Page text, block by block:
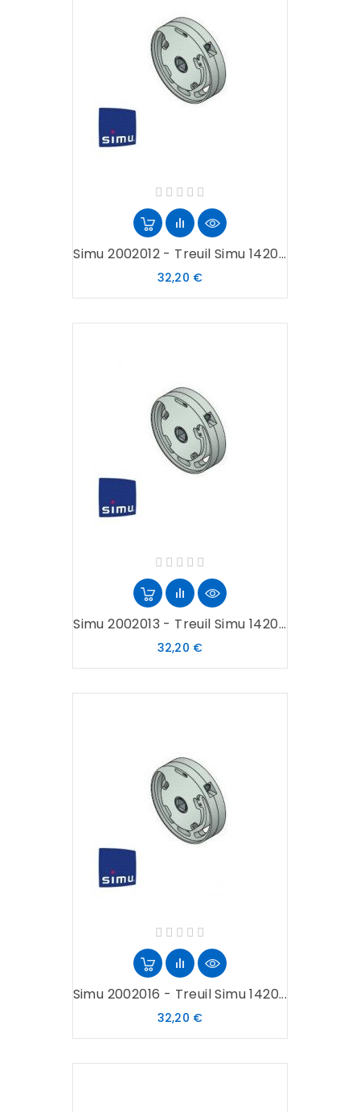
Simu 2002012 - Treuil Simu 1420...
32,20 €Prix
Simu 2002013 - Treuil Simu 1420...
32,20 €Prix
Simu 2002016 - Treuil Simu 1420...
32,20 €Prix